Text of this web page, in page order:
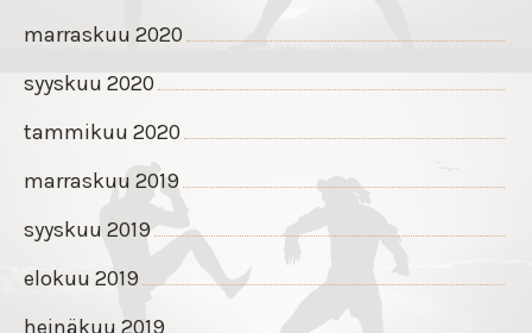
marraskuu 2020
syyskuu 2020
tammikuu 2020
marraskuu 2019
syyskuu 2019
elokuu 2019
heinäkuu 2019